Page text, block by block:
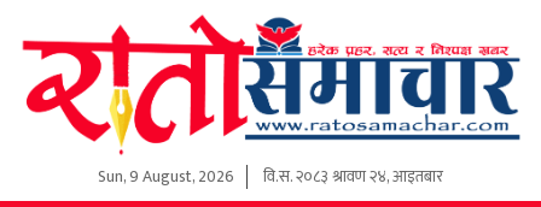
Sun, 9 August, 2026 वि.स.२०८३ श्रावण २४, आइतबार